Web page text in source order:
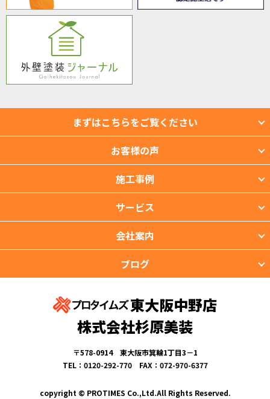
まずはこちらをご覧ください
お客様の声
施工事例
サービス
会社案内
ブログ
東大阪中野店
株式会社杉原美装
〒578-0914 東大阪市箕輪1丁目3－1
TEL：0120-292-770 FAX：072-970-6377
copyright © PROTIMES Co.,Ltd.All Rights Reserved.